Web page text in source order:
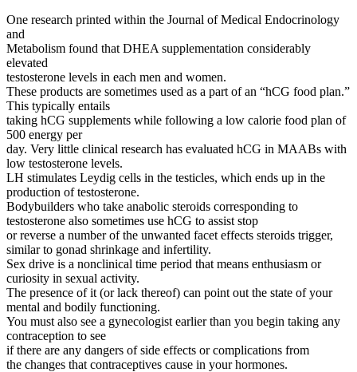
One research printed within the Journal of Medical Endocrinology
and
Metabolism found that DHEA supplementation considerably
elevated
testosterone levels in each men and women.
These products are sometimes used as a part of an “hCG food plan.”
This typically entails
taking hCG supplements while following a low calorie food plan of
500 energy per
day. Very little clinical research has evaluated hCG in MAABs with
low testosterone levels.
LH stimulates Leydig cells in the testicles, which ends up in the
production of testosterone.
Bodybuilders who take anabolic steroids corresponding to
testosterone also sometimes use hCG to assist stop
or reverse a number of the unwanted facet effects steroids trigger,
similar to gonad shrinkage and infertility.
Sex drive is a nonclinical time period that means enthusiasm or
curiosity in sexual activity.
The presence of it (or lack thereof) can point out the state of your
mental and bodily functioning.
You must also see a gynecologist earlier than you begin taking any
contraception to see
if there are any dangers of side effects or complications from
the changes that contraceptives cause in your hormones.